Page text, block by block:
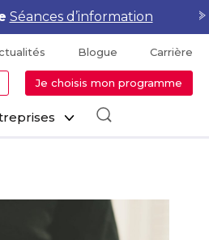
Voir le calendrier
Blogue Carrière
Je choisis mon programme